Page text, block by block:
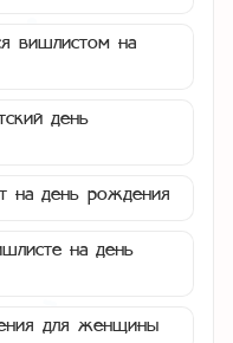
вишлистом на
день
на день рождения
на день
для женщины